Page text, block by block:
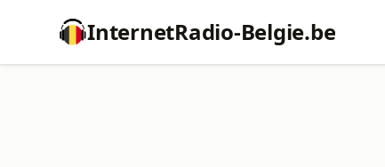
InternetRadio-Belgie.be